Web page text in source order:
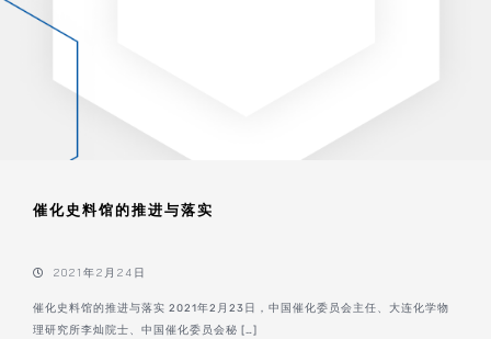
催化史料馆的推进与落实
2021年2月24日
催化史料馆的推进与落实 2021年2月23日，中国催化委员会主任、大连化学物
理研究所李灿院士、中国催化委员会秘 […]